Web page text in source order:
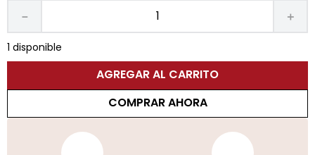
＋
－
1 disponible
AGREGAR AL CARRITO
COMPRAR AHORA